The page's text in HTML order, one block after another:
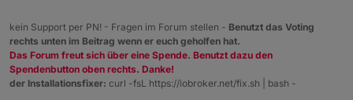
kein Support per PN! - Fragen im Forum stellen - Benutzt das Voting
rechts unten im Beitrag wenn er euch geholfen hat.
Das Forum freut sich über eine Spende. Benutzt dazu den
Spendenbutton oben rechts. Danke!
der Installationsfixer: curl -fsL https://iobroker.net/fix.sh | bash -